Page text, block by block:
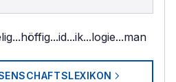
...höffig...id...ik...logie...man